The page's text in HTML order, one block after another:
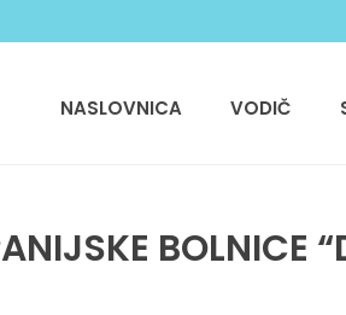
NASLOVNICA VODIČ
BOLNICE